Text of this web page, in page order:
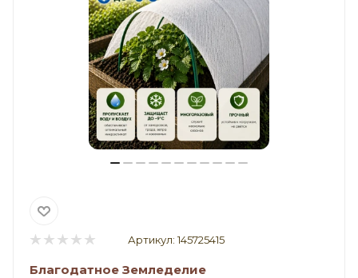
Артикул: 145725415
Благодатное Земледелие